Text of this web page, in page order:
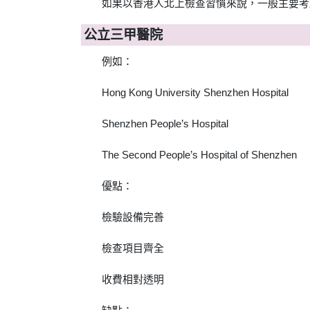
如果以香港人北上檢查習慣來說，一般主要
公立三甲醫院
例如：
Hong Kong University Shenzhen Hospital
Shenzhen People’s Hospital
The Second People’s Hospital of Shenzhen
優點：
檢驗設備完善
檢查項目齊全
收費相對透明